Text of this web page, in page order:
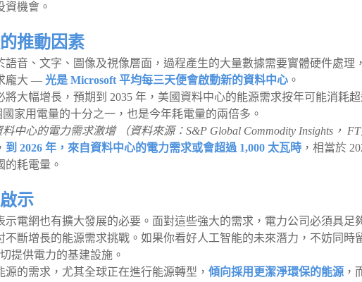
資機會。
推動因素
音、文字、圖像及視像層面，過程產生的大量數據需要實體硬件處理，
龐大 — 光是 Microsoft 平均每三天便會啟動新的資料中心 。
大幅增長，預期到 2035 年，美國資料中心的能源需求按年可能消耗超
家用電量的十分之一，也是今年耗電量的兩倍多。
中心的電力需求激增 （資料來源：S&P Global Commodity Insights， FT
到 2026 年，來自資料中心的電力需求或會超過 1,000 太瓦時 ，相當於
耗電量。
示
電網也有擴大發展的必要。面對這些強大的需求，電力公司必須具足
不斷增長的能源需求挑戰。如果你看好人工智能的未來潛力，不妨同時
提供電力的基建設施。
的需求，尤其全球正在進行能源轉型， 傾向採用更潔淨環保的能源 ，